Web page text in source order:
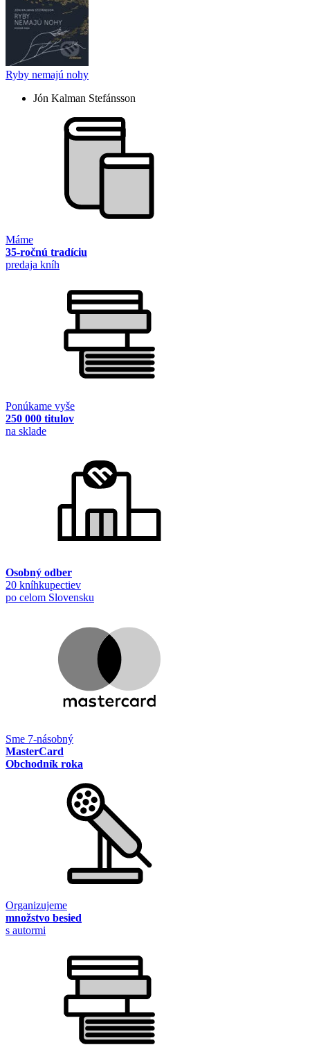
Ryby nemajú nohy
Jón Kalman Stefánsson
Máme
35-ročnú tradíciu
predaja kníh
Ponúkame vyše
250 000 titulov
na sklade
Osobný odber
20 kníhkupectiev
po celom Slovensku
Sme 7-násobný
MasterCard
Obchodník roka
Organizujeme
množstvo besied
s autormi